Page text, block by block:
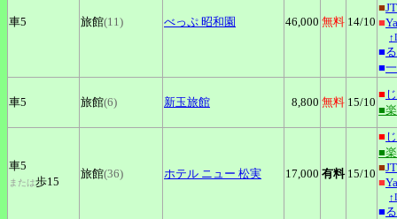
車5 旅館(11) べっぷ 昭和園 46,000 無料 14/10
■
■
■
■
車5 旅館(6) 新玉旅館 8,800 無料 15/10
■
■
車5
または歩15
旅館(36) ホテル ニュー 松実 17,000 有料 15/10
■
■
■
■
■